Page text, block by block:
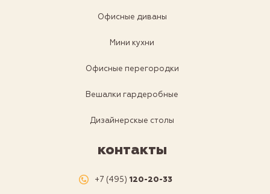
Офисные диваны
Мини кухни
Офисные перегородки
Вешалки гардеробные
Дизайнерскые столы
контакты
+7 (495) 120-20-33